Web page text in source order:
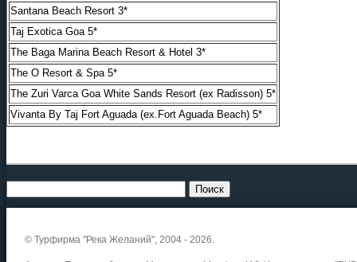
Santana Beach Resort 3*
Taj Exotica Goa 5*
The Baga Marina Beach Resort & Hotel 3*
The O Resort & Spa 5*
The Zuri Varca Goa White Sands Resort (ex Radisson) 5*
Vivanta By Taj Fort Aguada (ex.Fort Aguada Beach) 5*
© Турфирма "Река Желаний", 2004 - 2026.